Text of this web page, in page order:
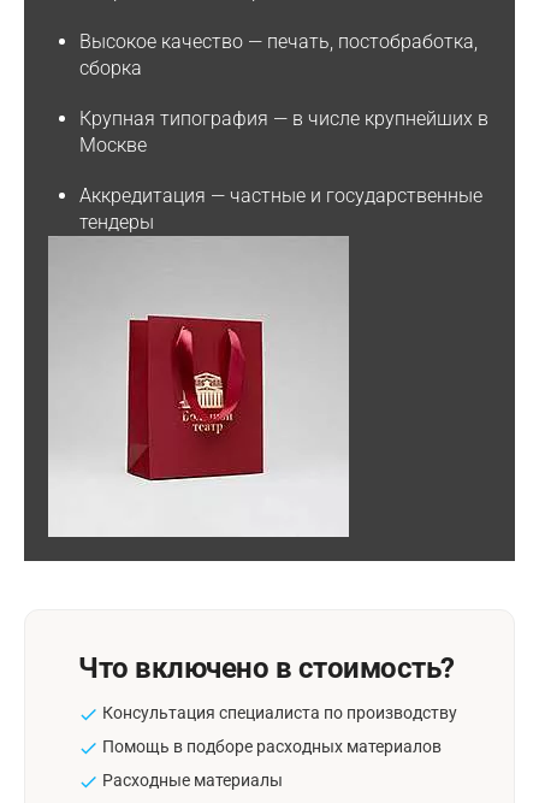
Высокое качество — печать, постобработка,
сборка
Крупная типография — в числе крупнейших в
Москве
Аккредитация — частные и государственные
тендеры
Что включено в стоимость?
Консультация специалиста по производству
Помощь в подборе расходных материалов
Расходные материалы